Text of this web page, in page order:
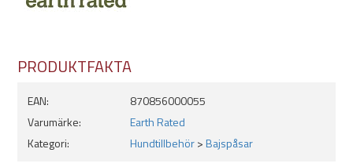
- Lavendel
PRODUKTFAKTA
EAN:
870856000055
Varumärke:
Earth Rated
Kategori:
Hundtillbehör>Bajspåsar